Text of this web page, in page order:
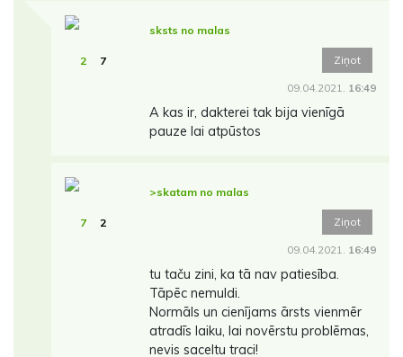
2 7
sksts no malas
Ziņot
09.04.2021. 16:49
A kas ir, dakterei tak bija vienīgā
pauze lai atpūstos
7 2
>skatam no malas
Ziņot
09.04.2021. 16:49
tu taču zini, ka tā nav patiesība.
Tāpēc nemuldi.
Normāls un cienījams ārsts vienmēr
atradīs laiku, lai novērstu problēmas,
nevis saceltu traci!